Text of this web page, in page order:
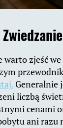
warto zjeść
Generalnie
liczbą
cenami
ani